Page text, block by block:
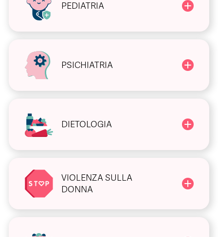
PEDIATRIA
PSICHIATRIA
DIETOLOGIA
VIOLENZA SULLA
DONNA